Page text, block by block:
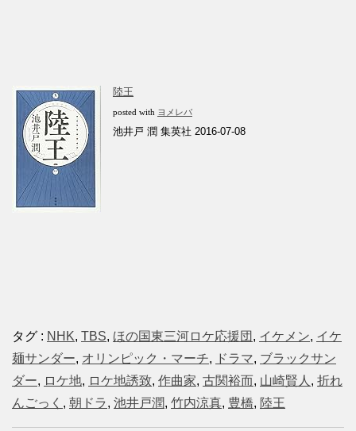
陸王
posted with ヨメレバ
池井戸 潤 集英社 2016-07-08
タグ : NHK, TBS, ほの国東三河ロケ応援団 , イケメン, イケ
麺サンダー, オリンピック・マーチ, ドラマ, ブラックサン
ダー, ロケ地, ロケ地誘致, 作曲家, 古関裕而, 山崎賢人 , 折れ
んごっく , 朝ドラ, 池井戸潤, 竹内涼真, 豊橋, 陸王